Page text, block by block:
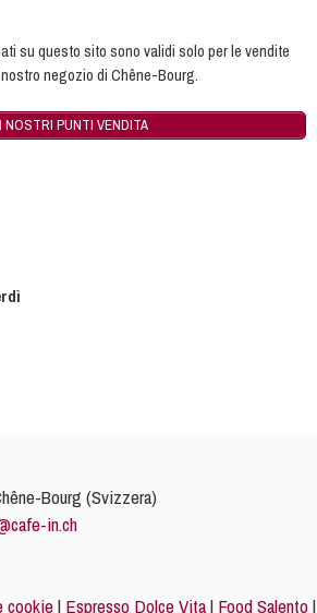
su questo sito sono validi solo per le vendite
negozio di Chêne-Bourg.
I NOSTRI PUNTI VENDITA
Bourg (Svizzera)
in.ch
cookie| Espresso Dolce Vita| Food Salento|